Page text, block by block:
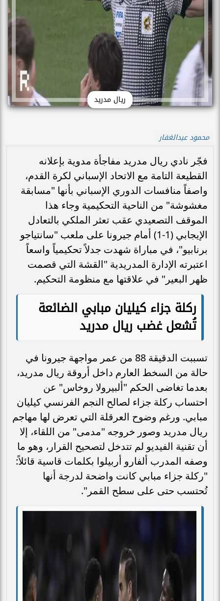
ريال مدريد
محمود عبدالغفار
فجّر نادي ريال مدريد مفاجأة مدوية بإعلانه
القطيعة التامة مع الاتحاد الإسباني لكرة القدم،
واصفاً منافسات الدوري الإسباني بأنها "مسابقة
مغشوشة" من الناحية التحكيمية وجاء هذا
الموقف التصعيدي عقب تعثر الملكي بالتعادل
الإيجابي (1-1) أمام جيرونا على ملعب "سانتياجو
برنابيو"، في مباراة شهدت جدلاً تحكيمياً واسعاً
اعتبرته الإدارة المدريدية "القشة التي قصمت
ظهر البعير" في علاقتها مع منظومة التحكيم.
ركلة جزاء كيليان مبابي الضائعة
تُشعل غضب ريال مدريد
تسببت الدقيقة 88 من عمر مواجهة جيرونا في
حالة من السخط العارم داخل أروقة ريال مدريد،
بعدما تغاضى الحكم "ألبيرولا روخاس" عن
احتساب ركلة جزاء لصالح النجم الفرنسي كيليان
مبابي. ورغم وضوح العرقلة التي تعرض لها مهاجم
ريال مدريد وصور خروجه "مدمى" من اللقاء، إلا
أن تقنية الفيديو لم تتدخل لتصحيح القرار، وهو ما
وصفه المدرب ألفارو أربيلوا بكلمات قاسية قائلاً:
"ركلة جزاء مبابي كانت واضحة لدرجة أنها
تُحتسب حتى على سطح القمر".